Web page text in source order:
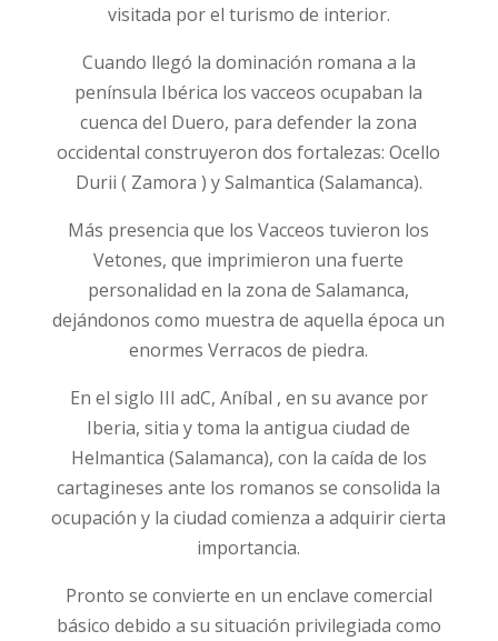
visitada por el turismo de interior.
Cuando llegó la dominación romana a la
península Ibérica los vacceos ocupaban la
cuenca del Duero, para defender la zona
occidental construyeron dos fortalezas: Ocello
Durii ( Zamora ) y Salmantica (Salamanca).
Más presencia que los Vacceos tuvieron los
Vetones, que imprimieron una fuerte
personalidad en la zona de Salamanca,
dejándonos como muestra de aquella época un
enormes Verracos de piedra.
En el siglo III adC, Aníbal , en su avance por
Iberia, sitia y toma la antigua ciudad de
Helmantica (Salamanca), con la caída de los
cartagineses ante los romanos se consolida la
ocupación y la ciudad comienza a adquirir cierta
importancia.
Pronto se convierte en un enclave comercial
básico debido a su situación privilegiada como